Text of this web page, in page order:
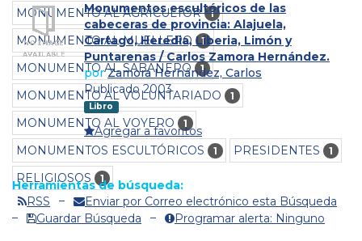
MONUMENTO AL AGRICULTOR 1
MONUMENTO AL MUELLERO 1
MONUMENTO AL SABANERO 1
MONUMENTO AL VOLUNTARIADO 1
MONUMENTO AL VOYERO 1
MONUMENTOS ESCULTÓRICOS 1 PRESIDENTES 1
RELIGIOSOS 1
Monumentos escultóricos de las
cabeceras de provincia: Alajuela,
Cartago, Heredia, Liberia, Limón y
Puntarenas / Carlos Zamora Hernández.
porZamora Hernández, Carlos
Publicado 2003
Libro
Agregar a favoritos
Herramientas de búsqueda:
RSS
Enviar por Correo electrónico esta Búsqueda
Guardar Búsqueda
Programar alerta: Ninguno